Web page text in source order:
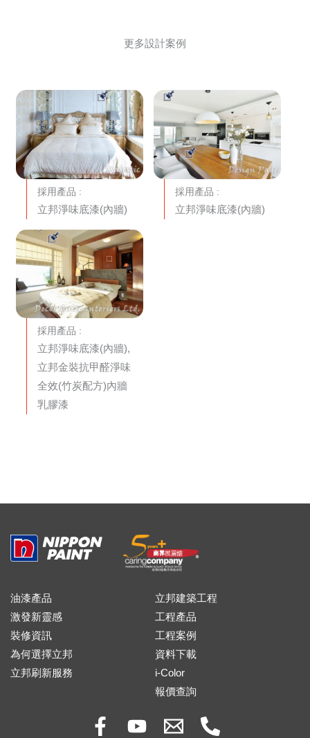
更多設計案例
採用產品 :
立邦淨味底漆(內牆)
採用產品 :
立邦淨味底漆(內牆)
採用產品 :
立邦淨味底漆(內牆),
立邦金裝抗甲醛淨味
全效(竹炭配方)內牆
乳膠漆
油漆產品
激發新靈感
裝修資訊
為何選擇立邦
立邦刷新服務
立邦建築工程
工程產品
工程案例
資料下載
i-Color
報價查詢